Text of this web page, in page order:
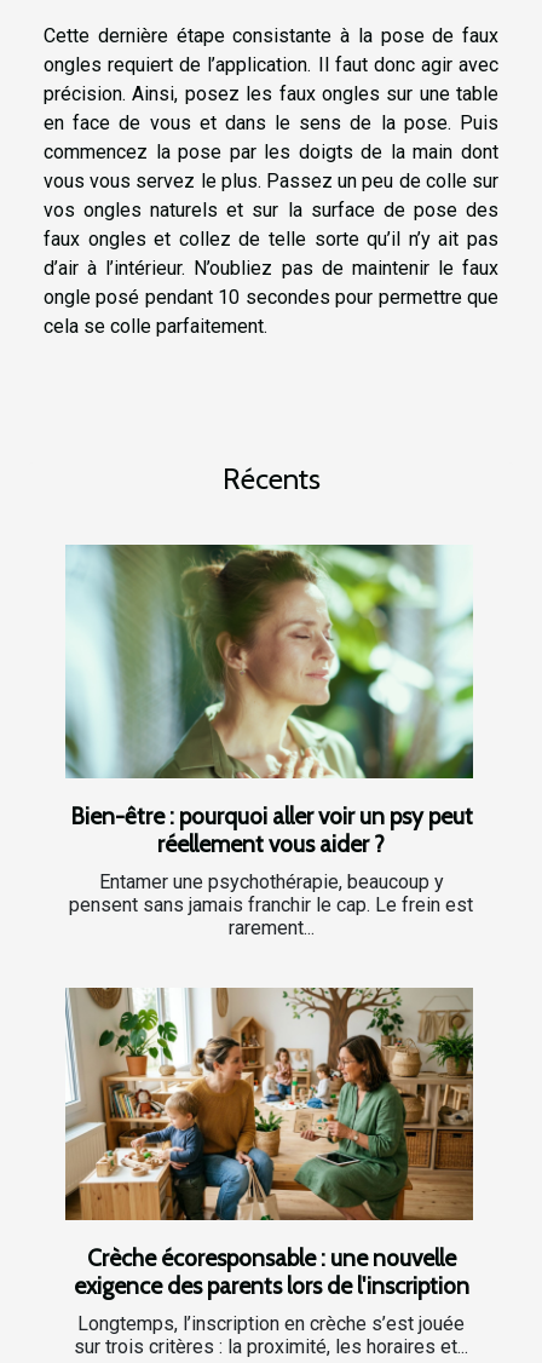
Cette dernière étape consistante à la pose de faux
ongles requiert de l’application. Il faut donc agir avec
précision. Ainsi, posez les faux ongles sur une table
en face de vous et dans le sens de la pose. Puis
commencez la pose par les doigts de la main dont
vous vous servez le plus. Passez un peu de colle sur
vos ongles naturels et sur la surface de pose des
faux ongles et collez de telle sorte qu’il n’y ait pas
d’air à l’intérieur. N’oubliez pas de maintenir le faux
ongle posé pendant 10 secondes pour permettre que
cela se colle parfaitement.
Récents
Bien-être : pourquoi aller voir un psy peut
réellement vous aider ?
Entamer une psychothérapie, beaucoup y
pensent sans jamais franchir le cap. Le frein est
rarement...
Crèche écoresponsable : une nouvelle
exigence des parents lors de l'inscription
Longtemps, l’inscription en crèche s’est jouée
sur trois critères : la proximité, les horaires et...